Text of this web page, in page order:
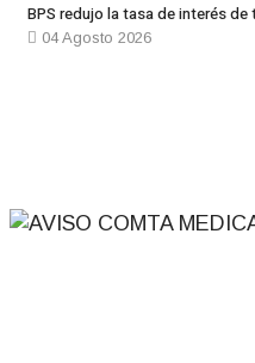
BPS redujo la tasa de interés
04 Agosto 2026